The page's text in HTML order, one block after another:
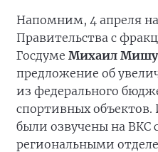
Напомним, 4 апреля на
Правительства с
Госдуме Михаил
предложение об
из федерального
спортивных
были озвучены на ВКС
региональными